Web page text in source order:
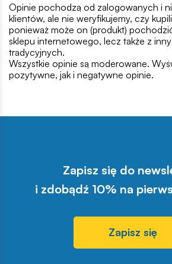
Opinie pochodzą od zalogowanych i
klientów, ale nie weryfikujemy, czy
ponieważ może on (produkt)
sklepu internetowego, lecz także z
tradycyjnych.
Wszystkie opinie są moderowane.
pozytywne, jak i negatywne opinie.
Zapisz się do
i zdobądź 10% na
Zapisz się